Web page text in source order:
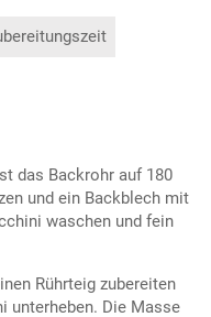
das Backrohr auf 180
und ein Backblech mit
waschen und fein
Rührteig zubereiten
unterheben. Die Masse